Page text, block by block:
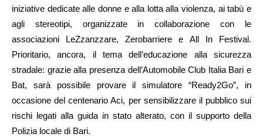
iniziative dedicate alle donne e alla lotta alla violenza, ai tabù e
agli stereotipi, organizzate in collaborazione con le
associazioni LeZzanzzare, Zerobarriere e All In Festival.
Prioritario, ancora, il tema dell’educazione alla sicurezza
stradale: grazie alla presenza dell’Automobile Club Italia Bari e
Bat, sarà possibile provare il simulatore “Ready2Go”, in
occasione del centenario Aci, per sensibilizzare il pubblico sui
rischi legati alla guida in stato alterato, con il supporto della
Polizia locale di Bari.